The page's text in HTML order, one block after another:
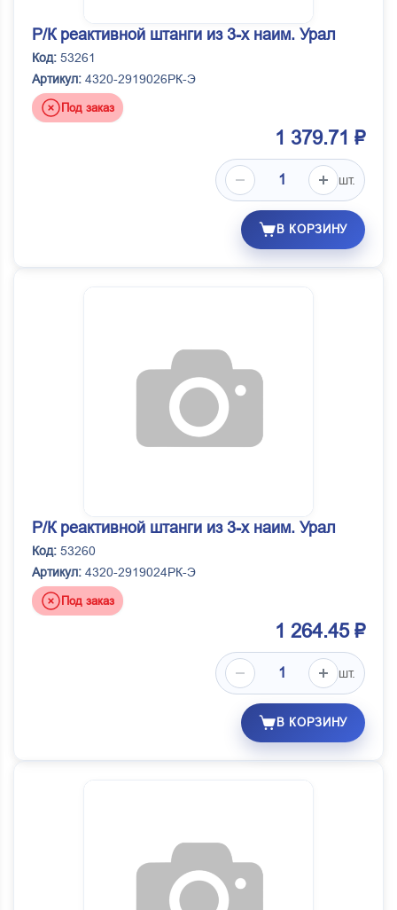
Р/К реактивной штанги из 3-х наим. Урал
Код: 53261
Артикул: 4320-2919026РК-Э
Под заказ
1 379.71 ₽
шт.
В КОРЗИНУ
Р/К реактивной штанги из 3-х наим. Урал
Код: 53260
Артикул: 4320-2919024РК-Э
Под заказ
1 264.45 ₽
шт.
В КОРЗИНУ